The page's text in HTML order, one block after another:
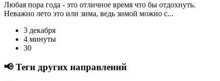
Любая пора года - это отличное время что бы отдохнуть.
Неважно лето это или зима, ведь зимой можно с...
3 декабря
4 минуты
30
📢 Теги других направлений